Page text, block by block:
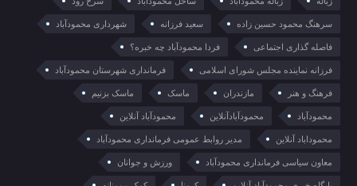
سرهنگ محمود حسین زاده سعید فرزانه شهرداری محمودآباد
فاصله گذاری اجتماعی فردا محمودآباد چه خبره؟
فرزانه نماینده مجلس شورای اسلامی فرمانداری شهرستان محمودآباد
فرهنگ و هنر مازندران ماسک ماسک بزنیم
محمودآباد محمودآبادآنلاین محمودآباد آنلاین
محموداباد آنلاین مدیر روابط عمومی فرمانداری محمودآباد
معاون سیاسی فرمانداری محمودآباد ورزش و جوانان